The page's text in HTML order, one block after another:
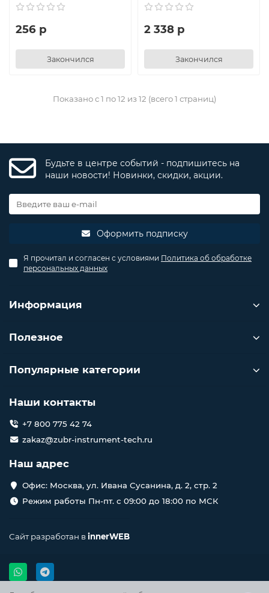
256 р
Закончился
2 338 р
Закончился
Показано с 1 по 12 из 12 (всего 1 страниц)
Будьте в центре событий - подпишитесь на
наши новости! Новинки, скидки, акции.
Оформить подписку
Я прочитал и согласен с условиями Политика об обработке
персональных данных
Информация
Полезное
Популярные категории
Наши контакты
+7 800 775 42 74
zakaz@zubr-instrument-tech.ru
Наш адрес
Офис: Москва, ул. Ивана Сусанина, д. 2, стр. 2
Режим работы Пн-пт. с 09:00 до 18:00 по МСК
Сайт разработан вinnerWEB